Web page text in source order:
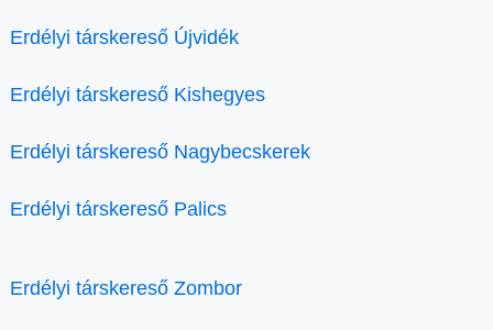
Erdélyi társkereső Újvidék
Erdélyi társkereső Kishegyes
Erdélyi társkereső Nagybecskerek
Erdélyi társkereső Palics
Erdélyi társkereső Zombor